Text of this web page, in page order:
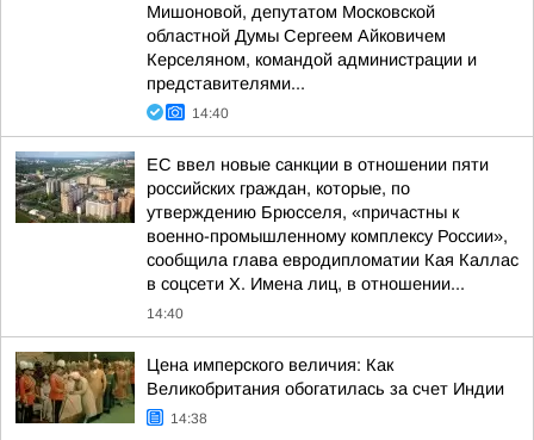
Мишоновой, депутатом Московской
областной Думы Сергеем Айковичем
Керселяном, командой администрации и
представителями...
14:40
ЕС ввел новые санкции в отношении пяти
российских граждан, которые, по
утверждению Брюсселя, «причастны к
военно-промышленному комплексу России»,
сообщила глава евродипломатии Кая Каллас
в соцсети Х. Имена лиц, в отношении...
14:40
Цена имперского величия: Как
Великобритания обогатилась за счет Индии
14:38